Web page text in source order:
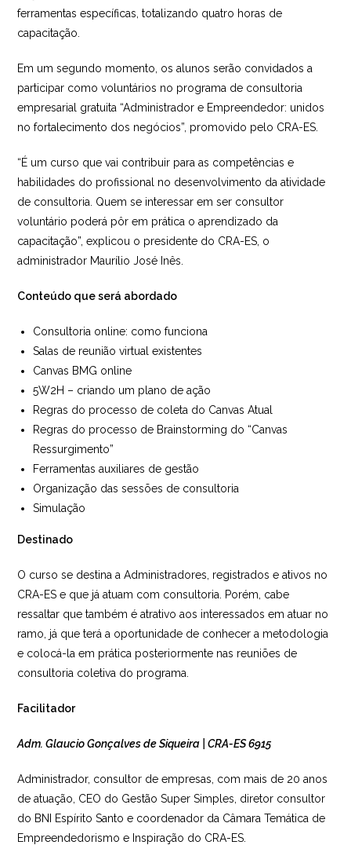
ferramentas específicas, totalizando quatro horas de
capacitação.
Em um segundo momento, os alunos serão convidados a
participar como voluntários no programa de consultoria
empresarial gratuita “Administrador e Empreendedor: unidos
no fortalecimento dos negócios”, promovido pelo CRA-ES.
“É um curso que vai contribuir para as competências e
habilidades do profissional no desenvolvimento da atividade
de consultoria. Quem se interessar em ser consultor
voluntário poderá pôr em prática o aprendizado da
capacitação”, explicou o presidente do CRA-ES, o
administrador Maurílio José Inês.
Conteúdo que será abordado
Consultoria online: como funciona
Salas de reunião virtual existentes
Canvas BMG online
5W2H – criando um plano de ação
Regras do processo de coleta do Canvas Atual
Regras do processo de Brainstorming do “Canvas
Ressurgimento”
Ferramentas auxiliares de gestão
Organização das sessões de consultoria
Simulação
Destinado
O curso se destina a Administradores, registrados e ativos no
CRA-ES e que já atuam com consultoria. Porém, cabe
ressaltar que também é atrativo aos interessados em atuar no
ramo, já que terá a oportunidade de conhecer a metodologia
e colocá-la em prática posteriormente nas reuniões de
consultoria coletiva do programa.
Facilitador
Adm.GlaucioGonçalves de Siqueira | CRA-ES 6915
Administrador, consultor de empresas, com mais de 20 anos
de atuação, CEO do Gestão Super Simples, diretor consultor
do BNI Espírito Santo e coordenador da Câmara Temática de
Empreendedorismo e Inspiração do CRA-ES.